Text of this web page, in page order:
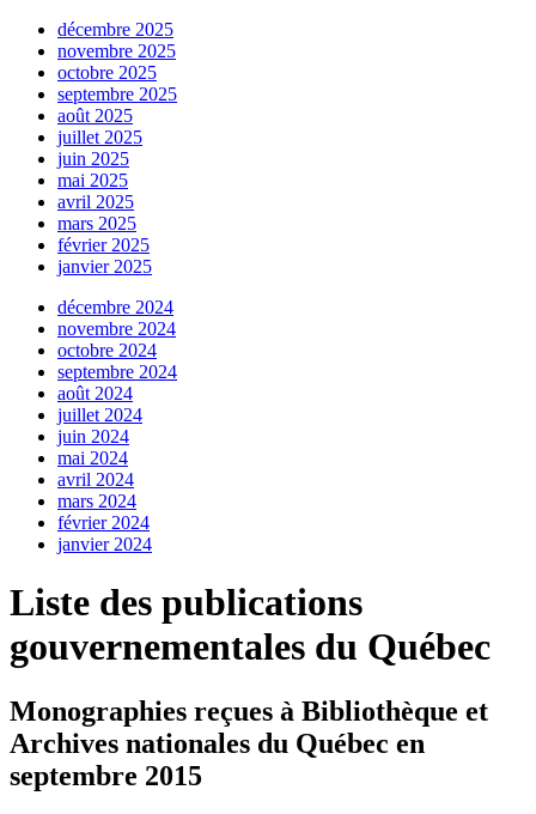
décembre 2025
novembre 2025
octobre 2025
septembre 2025
août 2025
juillet 2025
juin 2025
mai 2025
avril 2025
mars 2025
février 2025
janvier 2025
décembre 2024
novembre 2024
octobre 2024
septembre 2024
août 2024
juillet 2024
juin 2024
mai 2024
avril 2024
mars 2024
février 2024
janvier 2024
Liste des publications
gouvernementales du Québec
Monographies reçues à Bibliothèque et
Archives nationales du Québec en
septembre 2015